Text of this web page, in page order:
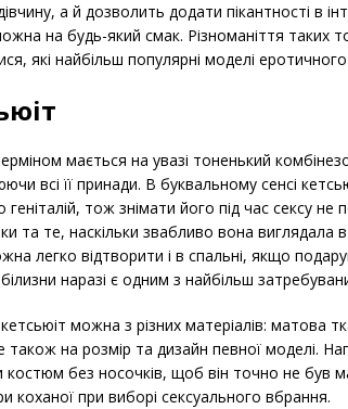
а й дозволить додати пікантності в
на будь-який смак. Різноманіття таких
які найбільш популярні моделі еротичного
мається на увазі тоненький
всі її принади. В буквальному сенсі
геніталій, тож знімати його під час сексу
та те, наскільки звабливо вона виглядала
легко відтворити і в спальні, якщо
наразі є одним з найбільш
можна з різних матеріалів: матова
також на розмір та дизайн певної моделі.
костюм без носочків, щоб він точно не був
коханої при виборі сексуального вбрання.